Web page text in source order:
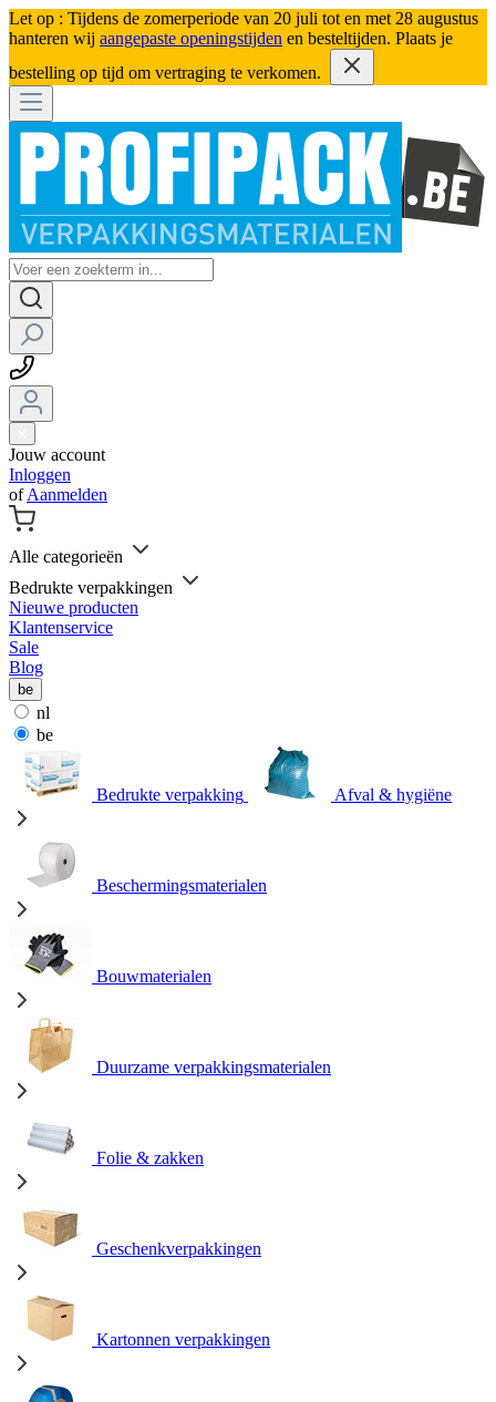
Let op : Tijdens de zomerperiode van 20 juli tot en met 28 augustus
hanteren wij aangepaste openingstijden en besteltijden. Plaats je
bestelling op tijd om vertraging te verkomen.
Jouw account
Inloggen
ofAanmelden
Alle categorieën
Bedrukte verpakkingen
Nieuwe producten
Klantenservice
Sale
Blog
be
nl
be
Bedrukte verpakking Afval & hygiëne
Beschermingsmaterialen
Bouwmaterialen
Duurzame verpakkingsmaterialen
Folie & zakken
Geschenkverpakkingen
Kartonnen verpakkingen